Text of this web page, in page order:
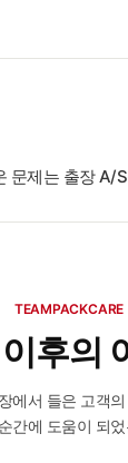
문제는 출장 A/
TEAMPACKCARE
후의
에서 들은 고객
간에 도움이 되
많지 않아서 그
은 처음이라 그